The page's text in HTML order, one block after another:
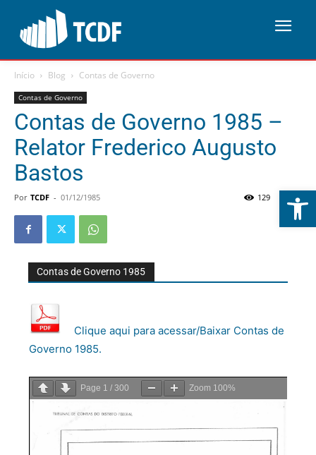
Abrir
Início Blog Contas de Governo
Contas de Governo
Contas de Governo 1985 –
Relator Frederico Augusto
Bastos
Por TCDF - 01/12/1985 0
129
Contas de Governo 1985
Clique aqui para acessar/Baixar Contas de
Governo 1985.
Page 1 / 300 Zoom 100%